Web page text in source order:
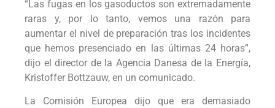
“Las fugas en los gasoductos son extremadamente
raras y, por lo tanto, vemos una razón para
aumentar el nivel de preparación tras los incidentes
que hemos presenciado en las últimas 24 horas”,
dijo el director de la Agencia Danesa de la Energía,
Kristoffer Bottzauw, en un comunicado.
La Comisión Europea dijo que era demasiado